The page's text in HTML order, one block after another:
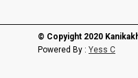
© Copyight 2020
Powered By : Yess C